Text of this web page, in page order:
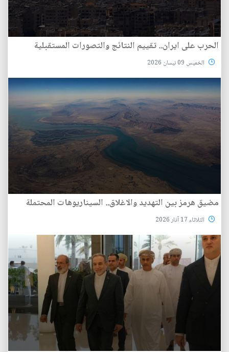
الحرب على ايران.. تقييم النتائج والتصورات المستقبلية
الخميس 09 نيسان 2026
مضيق هرمز بين التهديد والاغلاق.. السيناريوهات المحتملة
الثلاثاء 17 آذار 2026